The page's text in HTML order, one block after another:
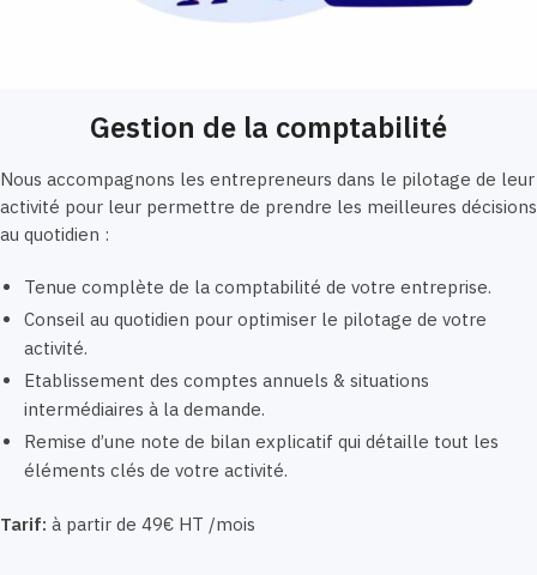
Gestion de la comptabilité
Nous accompagnons les entrepreneurs dans le pilotage de leur
activité pour leur permettre de prendre les meilleures décisions
au quotidien :
Tenue complète de la comptabilité de votre entreprise.
Conseil au quotidien pour optimiser le pilotage de votre
activité.
Etablissement des comptes annuels & situations
intermédiaires à la demande.
Remise d’une note de bilan explicatif qui détaille tout les
éléments clés de votre activité.
Tarif: à partir de 49€ HT /mois